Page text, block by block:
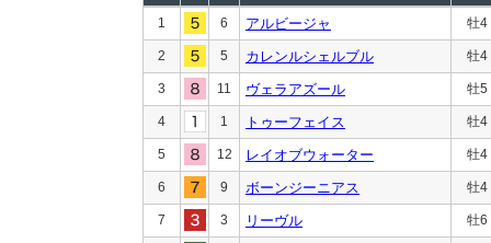
1 6 アルビージャ 牡4
2 5 カレンルシェルブル 牡4
3 11 ヴェラアズール 牡5
4 1 トゥーフェイス 牡4
5 12 レイオブウォーター 牡4
6 9 ボーンジーニアス 牡4
7 3 リーヴル 牡6